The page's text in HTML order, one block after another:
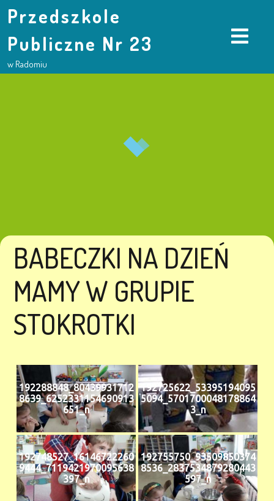
Przedszkole
Publiczne Nr 23
w Radomiu
BABECZKI NA DZIEŃ
MAMY W GRUPIE
STOKROTKI
192288848_80439931712
8639_6252331154690913
651_n
192725622_53395194095
5094_5701700048178864
3_n
192748527_16146722260
9444_7119421970095638
397_n
192755750_93509850374
8536_2837534879280443
597_n